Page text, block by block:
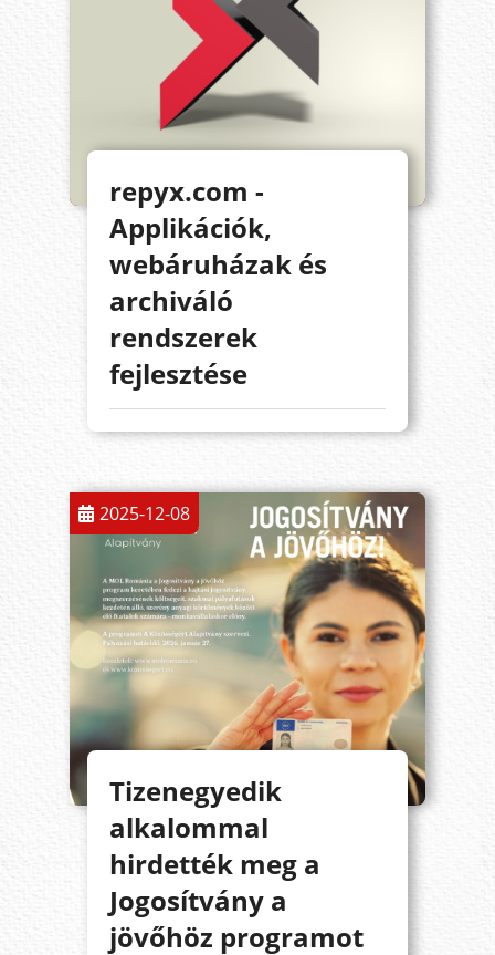
repyx.com -
Applikációk,
webáruházak és
archiváló
rendszerek
fejlesztése
2025-12-08
Tizenegyedik
alkalommal
hirdették meg a
Jogosítvány a
jövőhöz programot